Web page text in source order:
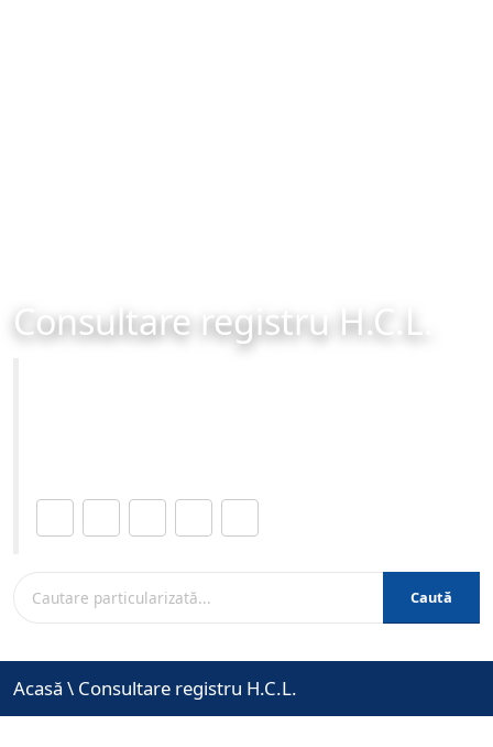
Consultare registru H.C.L.
Caută
Acasă \ Consultare registru H.C.L.